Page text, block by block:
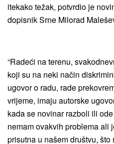
itekako težak, potvrdio je
dopisnik Srne Milorad
“Radeći na terenu,
koji su na neki način
ugovor o radu, rade
vrijeme, imaju autorske
kada se novinar razboli ili
nemam ovakvih problema ali
prisutna u našem društvu,